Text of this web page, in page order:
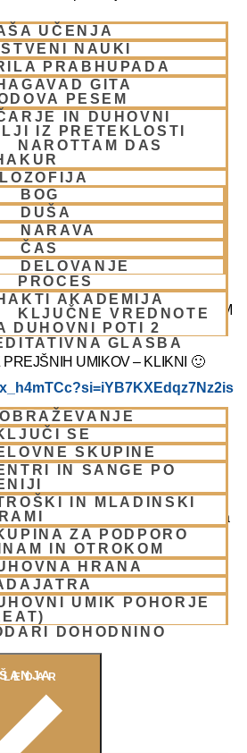
UČENJA
NAUKI
PRABHUPADA
GITA
PESEM
IN DUHOVNI
IZ PRETEKLOSTI
NAROTTAM DAS
BOG
DUŠA
NARAVA
ČAS
DELOVANJE
PROCES
AKADEMIJA
KLJUČNE VREDNOTE
DUHOVNI POTI 2
GLASBA
SE
SKUPINE
IN SANGE PO
IN MLADINSKI
ZA PODPORO
IN OTROKOM
HRANA
UMIK POHORJE
DOHODNINO
spoštovanje! Vsa slava Šrila
nepozabno transcendentalno
ki bo potekal sredi gozdov na
informacijo tako da si lahko
in možnost za prijavo vam
učenec, duhovni učitelj NM
priložnost, ki jo ne velja izpustiti.
UMIKOV – KLIKNI 🙂
X888vW
(mariborsko Pohorje)
torka do sobote)
Prabhupadov učenec NM Mahatma